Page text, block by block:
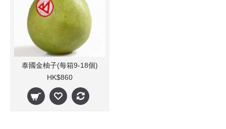
泰國金柚子(每箱9-18個)
HK$860